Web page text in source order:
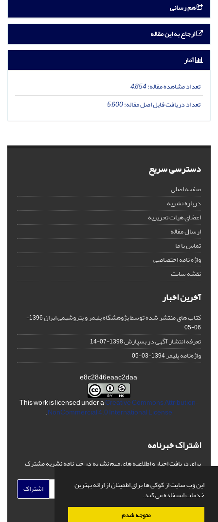
این وب سایت از کوکی ها برای اطمینان از ارائه بهترین
خدمات استفاده می کند.
متوجه شدم
هم رسانی
ارجاع به این مقاله
آمار
تعداد مشاهده مقاله:4,854
تعداد دریافت فایل اصل مقاله:5,600
دسترسی سریع
صفحه اصلی
درباره نشریه
اعضای هیات تحریریه
ارسال مقاله
تماس با ما
واژه نامه اختصاصی
نقشه سایت
آخرین اخبار
کتاب های منتشر شده توسط پژوهشگاه پلیمر و پتروشیمی ایران
1396-
06-05
تعرفه انتشار آگهی در بسپارش1398-07-14
واژه‌نامه پلیمر1394-03-05
This work is licensed under aCreative Commons Attribution-
NonCommercial 4.0 International License
.
اشتراک خبرنامه
برای دریافت اخبار و اطلاعیه های مهم نشریه در خبرنامه نشریه مشترک
اشتراک